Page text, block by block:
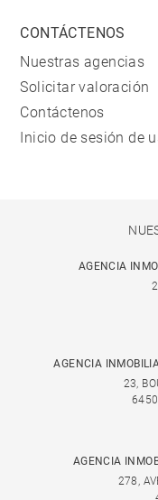
CONTÁCTENOS
Nuestras agencias
Solicitar valoración
Contáctenos
Inicio de sesión de
AGENCIA
AGENCIA
23,
AGENCIA
278,